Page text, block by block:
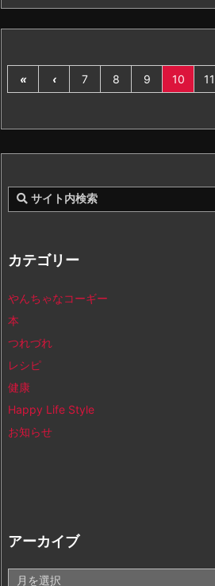
« ‹ 7 8 9 10 11
カテゴリー
やんちゃなコーギー
本
つれづれ
レシピ
健康
Happy Life Style
お知らせ
アーカイブ